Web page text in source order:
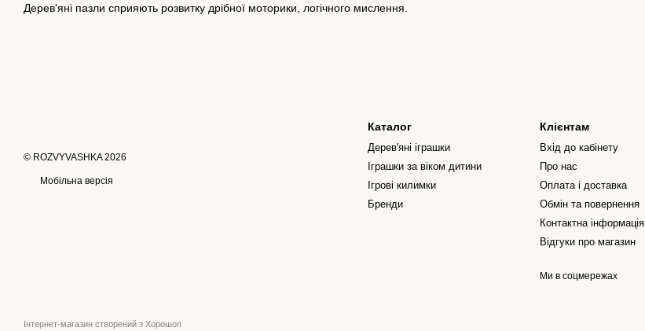
Дерев'яні пазли сприяють розвитку дрібної моторики, логічного мислення.
© ROZVYVASHKA 2026
Мобільна версія
Інтернет-магазин створений з Хорошоп
Каталог
Дерев'яні іграшки
Іграшки за віком дитини
Ігрові килимки
Бренди
Клієнтам
Вхід до кабінету
Про нас
Оплата і доставка
Обмін та повернення
Контактна інформація
Відгуки про магазин
Ми в соцмережах